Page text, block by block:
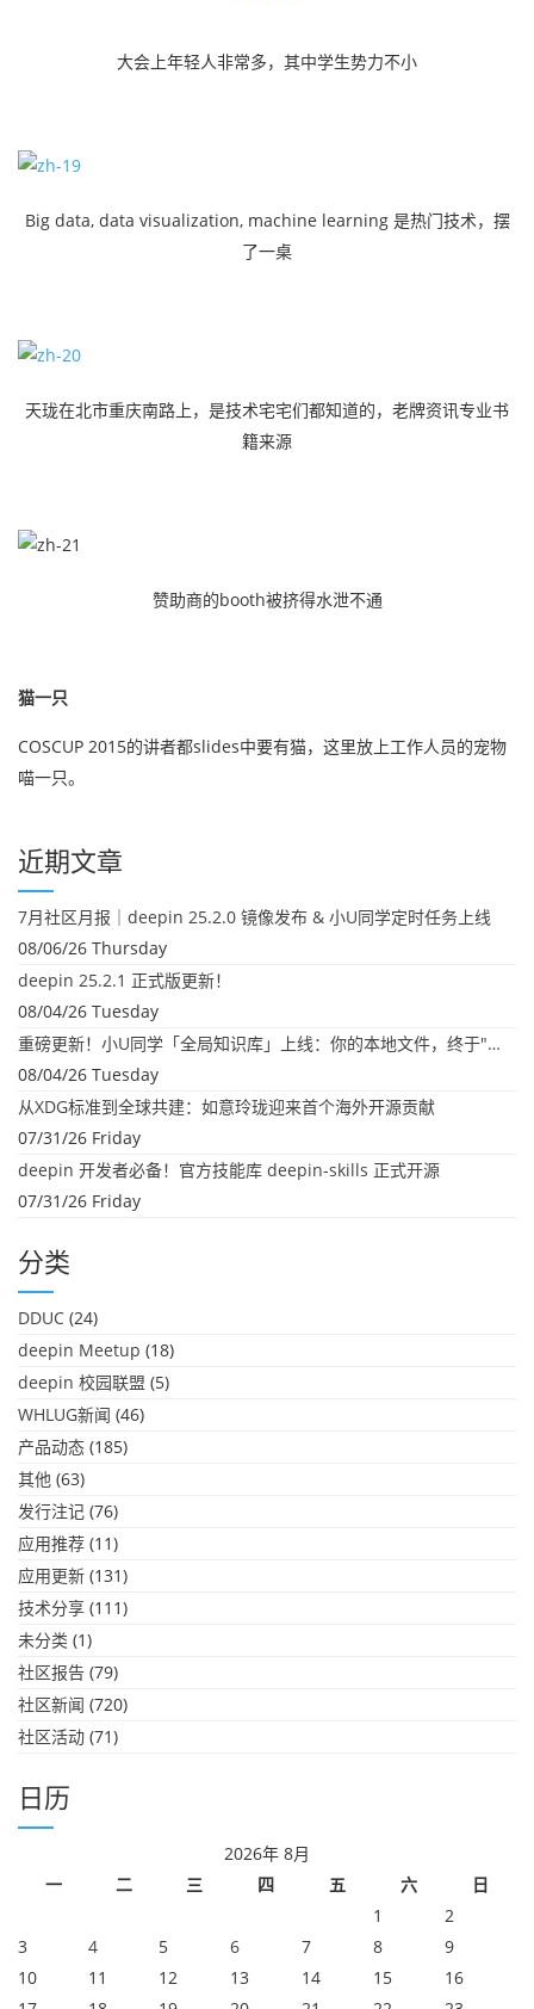
大会上年轻人非常多，其中学生势力不小
Big data, data visualization, machine learning 是热门技术​​，摆
了一桌
天珑在北市重庆南路上，是技术宅宅们都知道的，老牌资讯专业书
籍来源
赞助商的booth被挤得水泄不通
猫一只
COSCUP 2015的讲者都slides中要有猫，这里放上工作人员的宠物
喵一只。
近期文章
7月社区月报｜deepin 25.2.0 镜像发布 & 小U同学定时任务上线
08/06/26 Thursday
deepin 25.2.1 正式版更新！
08/04/26 Tuesday
重磅更新！小U同学「全局知识库」上线：你的本地文件，终于"活"起来了
08/04/26 Tuesday
从XDG标准到全球共建：如意玲珑迎来首个海外开源贡献
07/31/26 Friday
deepin 开发者必备！官方技能库 deepin-skills 正式开源
07/31/26 Friday
分类
DDUC (24)
deepin Meetup (18)
deepin 校园联盟 (5)
WHLUG新闻 (46)
产品动态 (185)
其他 (63)
发行注记 (76)
应用推荐 (11)
应用更新 (131)
技术分享 (111)
未分类 (1)
社区报告 (79)
社区新闻 (720)
社区活动 (71)
日历
2026年 8月
一
二 三 四 五 六
日
1
2
3
4 5 6 7 8
9
10
11 12 13 14 15
16